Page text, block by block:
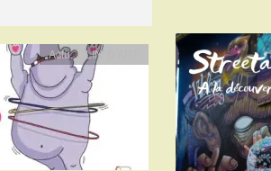
Actu,CLIN D'ART